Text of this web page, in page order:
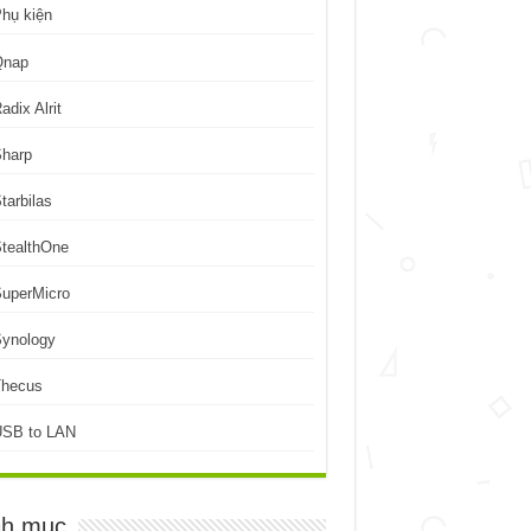
kiện
Alrit
to LAN